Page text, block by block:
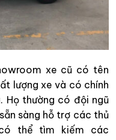
xe cũ có tên
lượng xe và có chính
Họ thường có đội ngũ
sàng hỗ trợ các thủ
thể tìm kiếm các